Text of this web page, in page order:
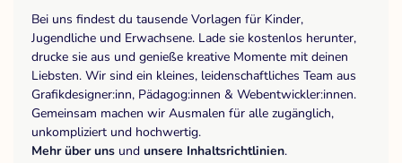
Bei uns findest du tausende Vorlagen für Kinder,
Jugendliche und Erwachsene. Lade sie kostenlos herunter,
drucke sie aus und genieße kreative Momente mit deinen
Liebsten. Wir sind ein kleines, leidenschaftliches Team aus
Grafikdesigner:inn, Pädagog:innen & Webentwickler:innen.
Gemeinsam machen wir Ausmalen für alle zugänglich,
unkompliziert und hochwertig.
Mehr über uns und unsere Inhaltsrichtlinien.